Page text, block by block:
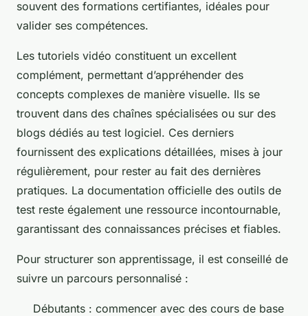
souvent des formations certifiantes, idéales pour
valider ses compétences.
Les tutoriels vidéo constituent un excellent
complément, permettant d’appréhender des
concepts complexes de manière visuelle. Ils se
trouvent dans des chaînes spécialisées ou sur des
blogs dédiés au test logiciel. Ces derniers
fournissent des explications détaillées, mises à jour
régulièrement, pour rester au fait des dernières
pratiques. La documentation officielle des outils de
test reste également une ressource incontournable,
garantissant des connaissances précises et fiables.
Pour structurer son apprentissage, il est conseillé de
suivre un parcours personnalisé :
Débutants : commencer avec des cours de base